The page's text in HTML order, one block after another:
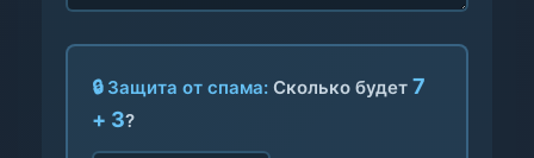
🔒 Защита от спама: Сколько будет 7
+ 3?